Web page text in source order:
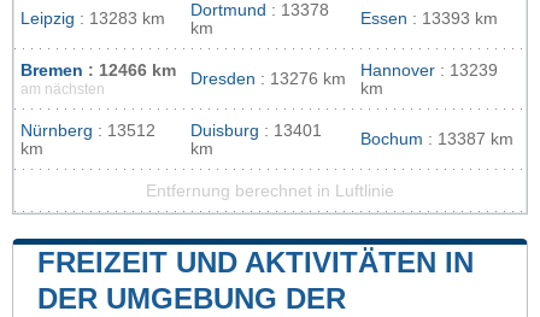
Leipzig : 13283 km Dortmund : 13378
km
Essen : 13393 km
Bremen : 12466 km
am nächsten
Dresden : 13276 km Hannover : 13239
km
Nürnberg : 13512
km
Duisburg : 13401
km
Bochum : 13387 km
Entfernung berechnet in Luftlinie
FREIZEIT UND AKTIVITÄTEN IN
DER UMGEBUNG DER